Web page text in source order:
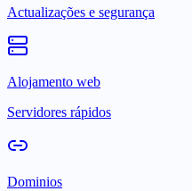
Actualizações e segurança
Alojamento web
Servidores rápidos
Dominios